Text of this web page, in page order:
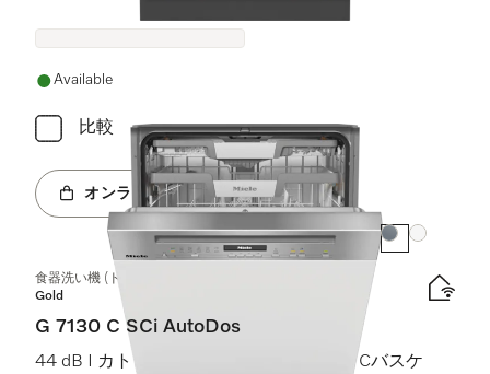
Available
比較
オンラインショップへ
カラー:カラー:
食器洗い機 (ドア材取付専用タイプ)
Gold
G 7130 C SCi AutoDos
44 dB I カトラリートレイ I ExtraComfort Cバスケ